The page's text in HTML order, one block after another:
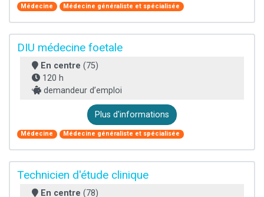
Médecine Médecine généraliste et spécialisée
DIU médecine foetale
En centre (75)
120 h
demandeur d’emploi
Plus d'informations
Médecine Médecine généraliste et spécialisée
Technicien d'étude clinique
En centre (78)